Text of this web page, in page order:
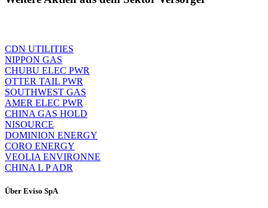
CDN UTILITIES
NIPPON GAS
CHUBU ELEC PWR
OTTER TAIL PWR
SOUTHWEST GAS
AMER ELEC PWR
CHINA GAS HOLD
NISOURCE
DOMINION ENERGY
CORO ENERGY
VEOLIA ENVIRONNE
CHINA L P ADR
Über Eviso SpA